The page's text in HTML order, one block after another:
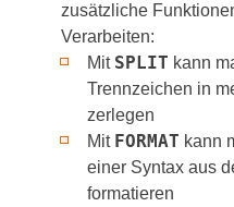
zusätzliche
Verarbeiten:
Mit SPLIT kann
Trennzeichen in
zerlegen
Mit FORMAT kann
einer Syntax aus
formatieren